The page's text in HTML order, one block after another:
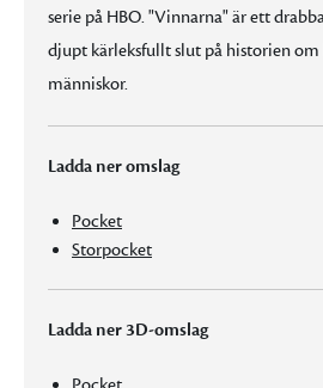
serie på HBO. "Vinnarna" är ett
djupt kärleksfullt slut på historien om
människor.
Ladda ner omslag
Pocket
Storpocket
Ladda ner 3D-omslag